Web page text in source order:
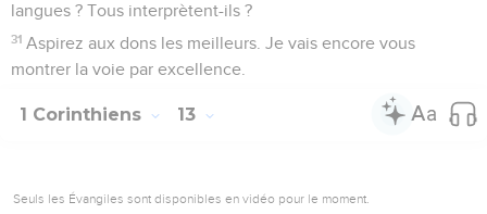
langues ? Tous interprètent-ils ?
31 Aspirez aux dons les meilleurs. Je vais encore vous
montrer la voie par excellence.
1 Corinthiens 13
Seuls les Évangiles sont disponibles en vidéo pour le moment.